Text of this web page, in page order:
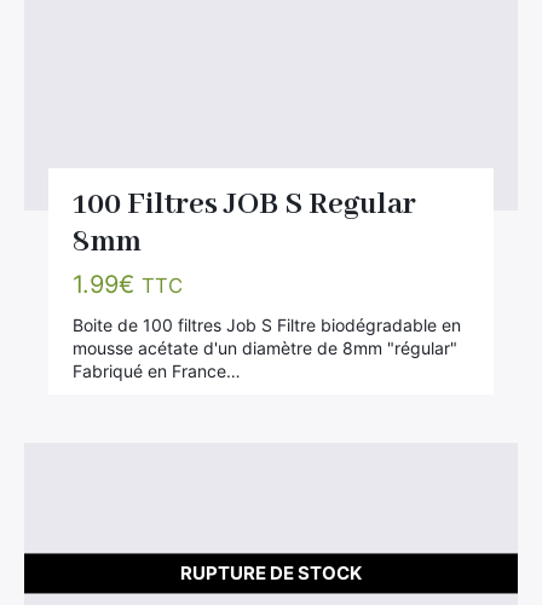
100 Filtres JOB S Regular
8mm
1.99€ TTC
Boite de 100 filtres Job S Filtre biodégradable en
mousse acétate d'un diamètre de 8mm "régular"
Fabriqué en France…
RUPTURE DE STOCK
Rechercher